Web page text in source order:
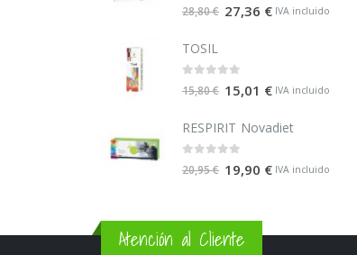
28,80€ 27,36 € IVA incluido
TOSIL
15,80€ 15,01 € IVA incluido
RESPIRIT Novadiet
20,95€ 19,90 € IVA incluido
Atención al Cliente